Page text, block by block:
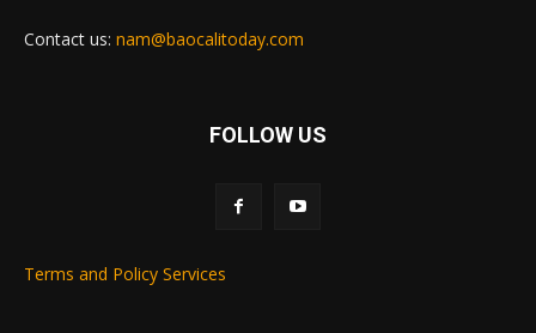
Contact us: nam@baocalitoday.com
FOLLOW US
Terms and Policy Services